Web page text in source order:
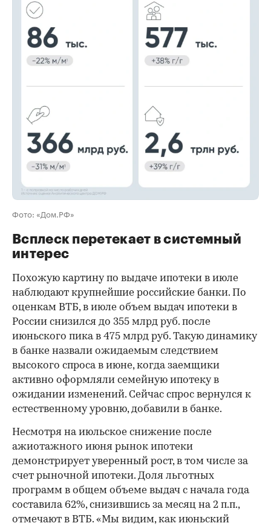
Фото: «Дом.РФ»
Всплеск перетекает в системный
интерес
Похожую картину по выдаче ипотеки в июле
наблюдают крупнейшие российские банки. По
оценкам ВТБ, в июле объем выдач ипотеки в
России снизился до 355 млрд руб. после
июньского пика в 475 млрд руб. Такую динамику
в банке назвали ожидаемым следствием
высокого спроса в июне, когда заемщики
активно оформляли семейную ипотеку в
ожидании изменений. Сейчас спрос вернулся к
естественному уровню, добавили в банке.
Несмотря на июльское снижение после
ажиотажного июня рынок ипотеки
демонстрирует уверенный рост, в том числе за
счет рыночной ипотеки. Доля льготных
программ в общем объеме выдач с начала года
составила 62%, снизившись за месяц на 2 п.п.,
отмечают в ВТБ. «Мы видим, как июньский